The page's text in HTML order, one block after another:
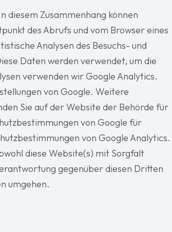
diesem Zusammenhang können
des Abrufs und vom Browser eines
Analysen des Besuchs- und
Daten werden verwendet, um die
verwenden wir Google Analytics.
von Google. Weitere
Sie auf der Website der Behörde für
von Google für
von Google Analytics.
diese Website(s) mit Sorgfalt
gegenüber diesen Dritten
umgehen.